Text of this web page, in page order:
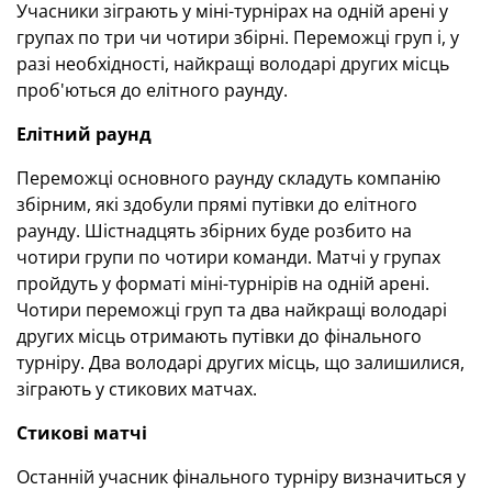
Учасники зіграють у міні-турнірах на одній арені у
групах по три чи чотири збірні. Переможці груп і, у
разі необхідності, найкращі володарі других місць
проб'ються до елітного раунду.
Елітний раунд
Переможці основного раунду складуть компанію
збірним, які здобули прямі путівки до елітного
раунду. Шістнадцять збірних буде розбито на
чотири групи по чотири команди. Матчі у групах
пройдуть у форматі міні-турнірів на одній арені.
Чотири переможці груп та два найкращі володарі
других місць отримають путівки до фінального
турніру. Два володарі других місць, що залишилися,
зіграють у стикових матчах.
Стикові матчі
Останній учасник фінального турніру визначиться у